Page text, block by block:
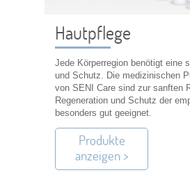
Hautpflege
Jede Körperregion benötigt eine
und Schutz. Die medizinischen
von SENI Care sind zur sanften
Regeneration und Schutz der
besonders gut geeignet.
Produkte
anzeigen >